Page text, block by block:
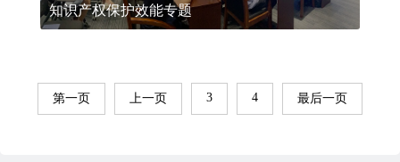
知识产权保护效能专题
第一页 上一页 3 4 最后一页